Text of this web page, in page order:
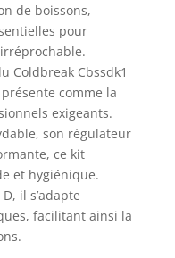
de boissons,
pour
Coldbreak Cbssdk1
comme la
exigeants.
son régulateur
ce kit
et hygiénique.
il s’adapte
facilitant ainsi la